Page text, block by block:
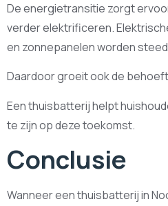
De energietransitie zorgt
verder elektrificeren.
en zonnepanelen worden
Daardoor groeit ook de
Een thuisbatterij helpt
te zijn op deze toekomst.
Conclusie
Wanneer een thuisbatterij in